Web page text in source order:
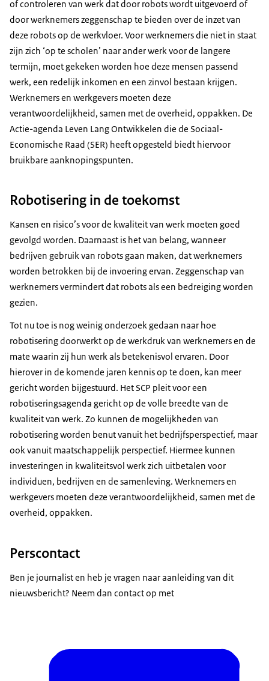
of controleren van werk dat door robots wordt uitgevoerd of
door werknemers zeggenschap te bieden over de inzet van
deze robots op de werkvloer. Voor werknemers die niet in staat
zijn zich ‘op te scholen’ naar ander werk voor de langere
termijn, moet gekeken worden hoe deze mensen passend
werk, een redelijk inkomen en een zinvol bestaan krijgen.
Werknemers en werkgevers moeten deze
verantwoordelijkheid, samen met de overheid, oppakken. De
Actie-agenda Leven Lang Ontwikkelen die de Sociaal-
Economische Raad (SER) heeft opgesteld biedt hiervoor
bruikbare aanknopingspunten.
Robotisering in de toekomst
Kansen en risico’s voor de kwaliteit van werk moeten goed
gevolgd worden. Daarnaast is het van belang, wanneer
bedrijven gebruik van robots gaan maken, dat werknemers
worden betrokken bij de invoering ervan. Zeggenschap van
werknemers vermindert dat robots als een bedreiging worden
gezien.
Tot nu toe is nog weinig onderzoek gedaan naar hoe
robotisering doorwerkt op de werkdruk van werknemers en de
mate waarin zij hun werk als betekenisvol ervaren. Door
hierover in de komende jaren kennis op te doen, kan meer
gericht worden bijgestuurd. Het SCP pleit voor een
robotiseringsagenda gericht op de volle breedte van de
kwaliteit van werk. Zo kunnen de mogelijkheden van
robotisering worden benut vanuit het bedrijfsperspectief, maar
ook vanuit maatschappelijk perspectief. Hiermee kunnen
investeringen in kwaliteitsvol werk zich uitbetalen voor
individuen, bedrijven en de samenleving. Werknemers en
werkgevers moeten deze verantwoordelijkheid, samen met de
overheid, oppakken.
Perscontact
Ben je journalist en heb je vragen naar aanleiding van dit
nieuwsbericht? Neem dan contact op met